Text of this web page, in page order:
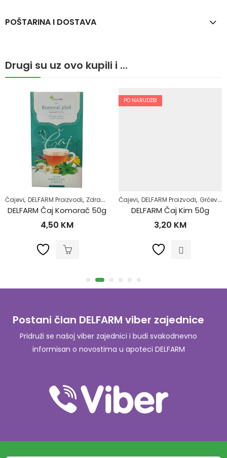
POŠTARINA I DOSTAVA
Drugi su uz ovo kupili i ...
,Samoliječenje, Zdrav život
Čajevi, DELFARM Proizvodi, Zdrav život
DELFARM Čaj Komorač 50g
4,50 KM
PO NARUDŽBI
Čajevi, DELFARM Proizvodi, Grčevi kod beba
DELFARM Čaj Kim 50g
3,20 KM
Postani član DELFARM viber zajednice
Pridruži se našoj viber zajednici i budi svakodnevno
informisan o novostima u apoteci DELFARM